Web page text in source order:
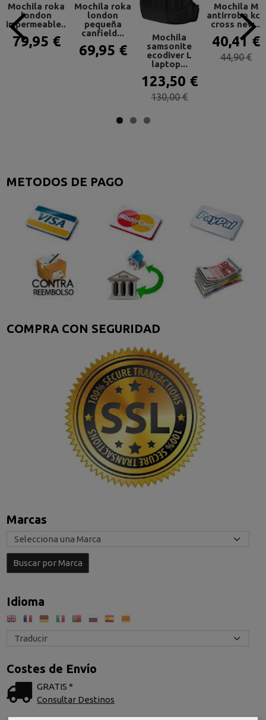
METODOS DE PAGO
COMPRA CON SEGURIDAD
Marcas
Idioma
Costes de Envío
GRATIS *
Consultar Destinos
Mochila roka
london
impermeable...
79,95 €
Mochila roka
london
pequeña
canfield...
69,95 €
Mochila
samsonite
ecodiver L
laptop...
123,50 €
130,00 €
Mochila M
antirrobo kcb
cross new...
40,41 €
44,90 €